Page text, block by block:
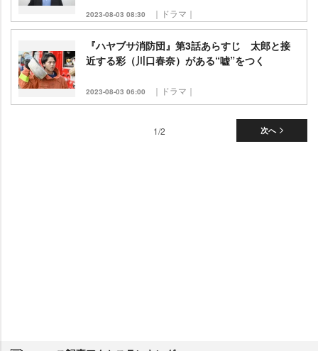
2023-08-03 08:30 ｜ドラマ｜
『ハヤブサ消防団』第3話あらすじ 太郎と接
近する彩（川口春奈）がある“嘘”をつく
2023-08-03 06:00 ｜ドラマ｜
次へ
1/2